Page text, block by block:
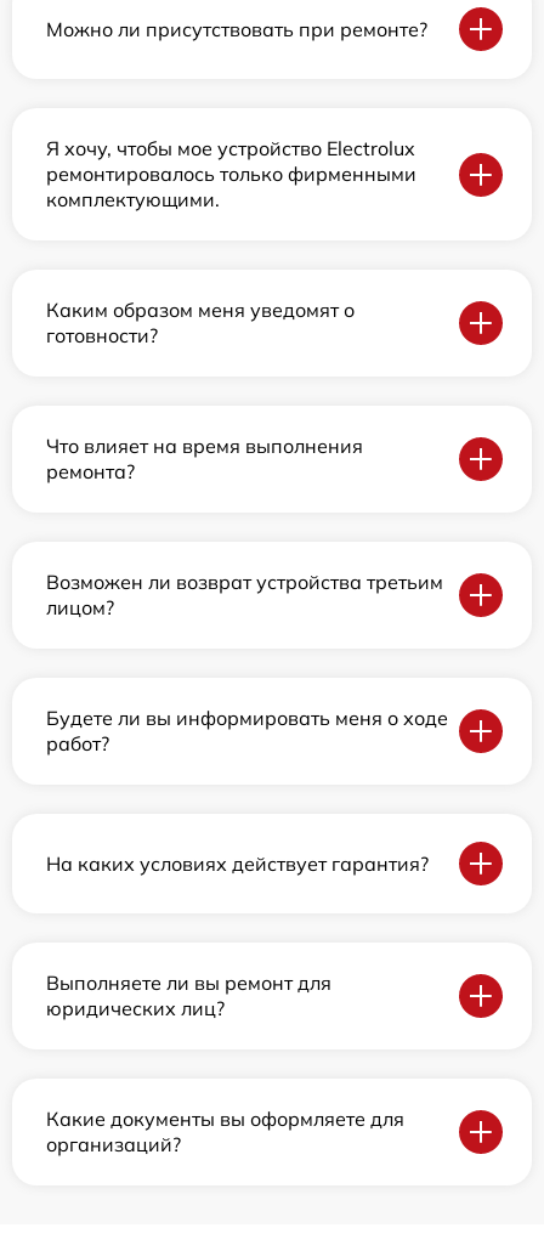
Можно ли присутствовать при ремонте?
Я хочу, чтобы мое устройство Electrolux
ремонтировалось только фирменными
комплектующими.
Каким образом меня уведомят о
готовности?
Что влияет на время выполнения
ремонта?
Возможен ли возврат устройства третьим
лицом?
Будете ли вы информировать меня о ходе
работ?
На каких условиях действует гарантия?
Выполняете ли вы ремонт для
юридических лиц?
Какие документы вы оформляете для
организаций?